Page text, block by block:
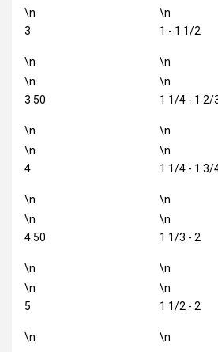
\n
3
\n
\n
1 - 1 1/2
\n
\n
3.50
\n
\n
1 1/4 - 1 2/
\n
\n
4
\n
\n
1 1/4 - 1 3/
\n
\n
4.50
\n
\n
1 1/3 - 2
\n
\n
5
\n
\n
1 1/2 - 2
\n